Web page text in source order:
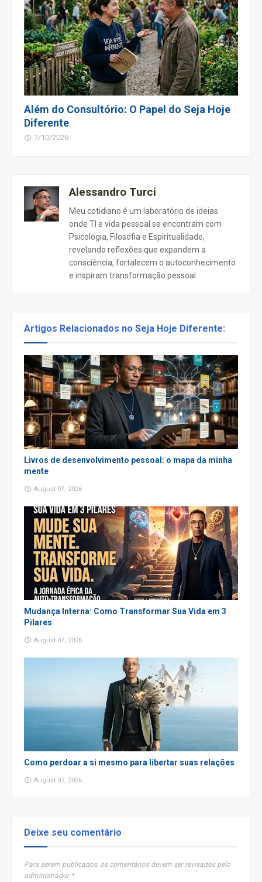
Além do Consultório: O Papel do Seja Hoje
Diferente
7/10/2026
Alessandro Turci
Meu cotidiano é um laboratório de ideias
onde TI e vida pessoal se encontram com
Psicologia, Filosofia e Espiritualidade,
revelando reflexões que expandem a
consciência, fortalecem o autoconhecimento
e inspiram transformação pessoal.
Artigos Relacionados no Seja Hoje Diferente:
Livros de desenvolvimento pessoal: o mapa da minha
mente
August 07, 2026
Mudança Interna: Como Transformar Sua Vida em 3
Pilares
August 07, 2026
Como perdoar a si mesmo para libertar suas relações
August 07, 2026
Deixe seu comentário
Para serem publicados, os comentários devem ser revisados pelo
administrador *